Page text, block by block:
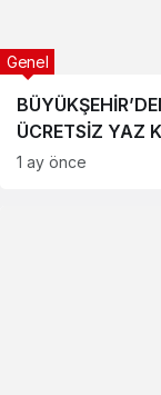
ÜCRETSİZ YAZ
Genel
1 ay önce